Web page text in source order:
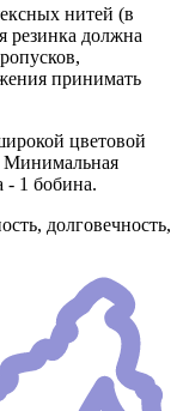
нитей (в
резинка должна
принимать
цветовой
Минимальная
- 1 бобина.
долговечность,